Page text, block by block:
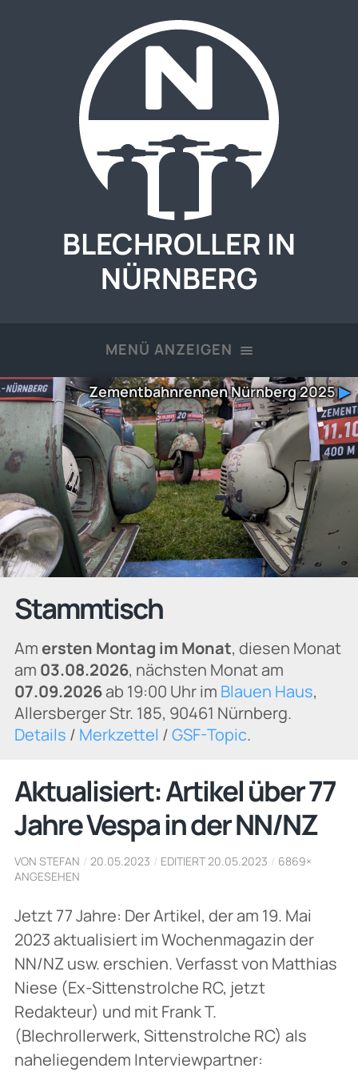
BLECHROLLER IN
NÜRNBERG
MENÜ ANZEIGEN
Zementbahnrennen Nürnberg 2025▶
Stammtisch
Amersten Montag im Monat, diesen Monat
am 03.08.2026, nächsten Monat am
07.09.2026ab 19:00 Uhr im Blauen Haus,
Allersberger Str. 185, 90461 Nürnberg.
Details / Merkzettel /GSF-Topic.
Aktualisiert: Artikel über 77
Jahre Vespa in der NN/NZ
VON STEFAN / 20.05.2023 / EDITIERT 20.05.2023 / 6869×
ANGESEHEN
Jetzt 77 Jahre: Der Artikel, der am 19. Mai
2023 aktualisiert im Wochenmagazin der
NN/NZ usw. erschien. Verfasst von Matthias
Niese (Ex-Sittenstrolche RC, jetzt
Redakteur) und mit Frank T.
(Blechrollerwerk, Sittenstrolche RC) als
naheliegendem Interviewpartner: